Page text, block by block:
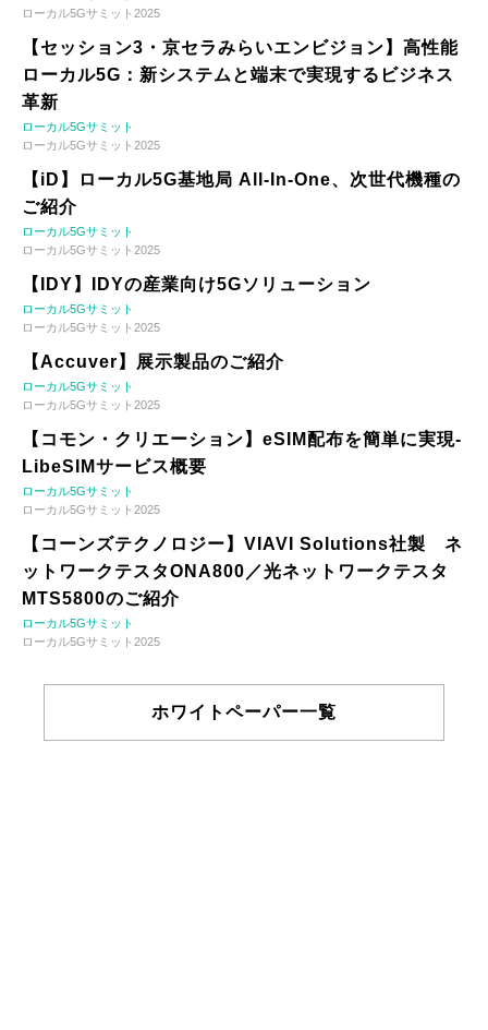
ローカル5Gサミット2025
【セッション3・京セラみらいエンビジョン】高性能
ローカル5G：新システムと端末で実現するビジネス
革新
ローカル5Gサミット
ローカル5Gサミット2025
【iD】ローカル5G基地局 All-In-One、次世代機種の
ご紹介
ローカル5Gサミット
ローカル5Gサミット2025
【IDY】IDYの産業向け5Gソリューション
ローカル5Gサミット
ローカル5Gサミット2025
【Accuver】展示製品のご紹介
ローカル5Gサミット
ローカル5Gサミット2025
【コモン・クリエーション】eSIM配布を簡単に実現-
LibeSIMサービス概要
ローカル5Gサミット
ローカル5Gサミット2025
【コーンズテクノロジー】VIAVI Solutions社製 ネ
ットワークテスタONA800／光ネットワークテスタ
MTS5800のご紹介
ローカル5Gサミット
ローカル5Gサミット2025
ホワイトペーパー一覧